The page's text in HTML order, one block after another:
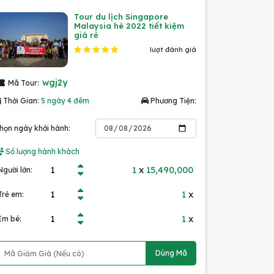
Tour du lịch Singapore
Malaysia hè 2022 tiết kiệm
giá rẻ
lượt đánh giá
Mã Tour: wgj2y
Thời Gian: 5 ngày 4 đêm Phương Tiện:
ngày khởi hành:
Số lượng hành khách
lớn:
1 x 15,490,000
em: 1 x
bé: 1 x
Dùng Mã